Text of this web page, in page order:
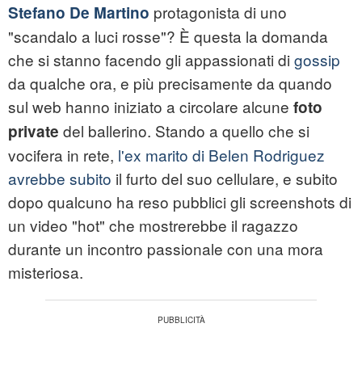
Stefano De Martino protagonista di uno
"scandalo a luci rosse"? È questa la domanda
che si stanno facendo gli appassionati di gossip
da qualche ora, e più precisamente da quando
sul web hanno iniziato a circolare alcune foto
private del ballerino. Stando a quello che si
vocifera in rete, l'ex marito di Belen Rodriguez
avrebbe subito il furto del suo cellulare, e subito
dopo qualcuno ha reso pubblici gli screenshots di
un video "hot" che mostrerebbe il ragazzo
durante un incontro passionale con una mora
misteriosa.